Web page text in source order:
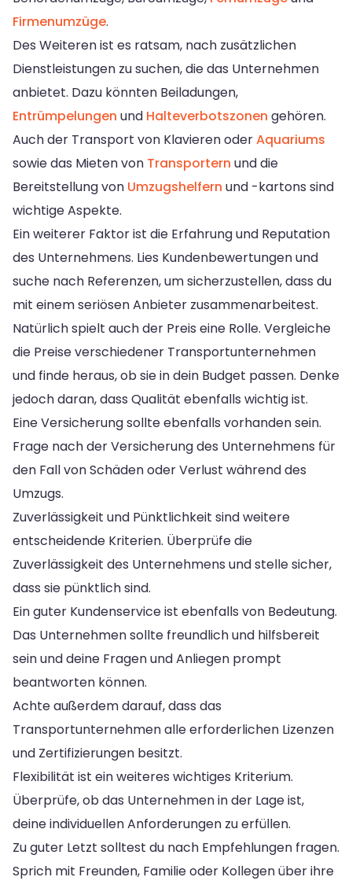
Firmenumzüge.
Des Weiteren ist es ratsam, nach zusätzlichen
Dienstleistungen zu suchen, die das Unternehmen
anbietet. Dazu könnten Beiladungen,
Entrümpelungen und Halteverbotszonen gehören.
Auch der Transport von Klavieren oderAquariums
sowie das Mieten von Transportern und die
Bereitstellung von Umzugshelfern und -kartons sind
wichtige Aspekte.
Ein weiterer Faktor ist die Erfahrung und Reputation
des Unternehmens. Lies Kundenbewertungen und
suche nach Referenzen, um sicherzustellen, dass du
mit einem seriösen Anbieter zusammenarbeitest.
Natürlich spielt auch der Preis eine Rolle. Vergleiche
die Preise verschiedener Transportunternehmen
und finde heraus, ob sie in dein Budget passen. Denke
jedoch daran, dass Qualität ebenfalls wichtig ist.
Eine Versicherung sollte ebenfalls vorhanden sein.
Frage nach der Versicherung des Unternehmens für
den Fall von Schäden oder Verlust während des
Umzugs.
Zuverlässigkeit und Pünktlichkeit sind weitere
entscheidende Kriterien. Überprüfe die
Zuverlässigkeit des Unternehmens und stelle sicher,
dass sie pünktlich sind.
Ein guter Kundenservice ist ebenfalls von Bedeutung.
Das Unternehmen sollte freundlich und hilfsbereit
sein und deine Fragen und Anliegen prompt
beantworten können.
Achte außerdem darauf, dass das
Transportunternehmen alle erforderlichen Lizenzen
und Zertifizierungen besitzt.
Flexibilität ist ein weiteres wichtiges Kriterium.
Überprüfe, ob das Unternehmen in der Lage ist,
deine individuellen Anforderungen zu erfüllen.
Zu guter Letzt solltest du nach Empfehlungen fragen.
Sprich mit Freunden, Familie oder Kollegen über ihre